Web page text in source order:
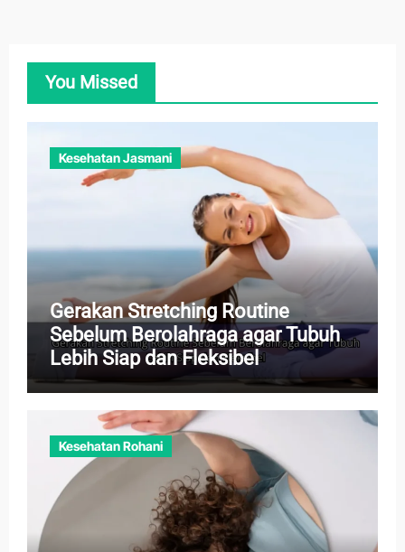
You Missed
Kesehatan Jasmani
Gerakan Stretching Routine
Sebelum Berolahraga agar Tubuh
Lebih Siap dan Fleksibel
Kesehatan Rohani